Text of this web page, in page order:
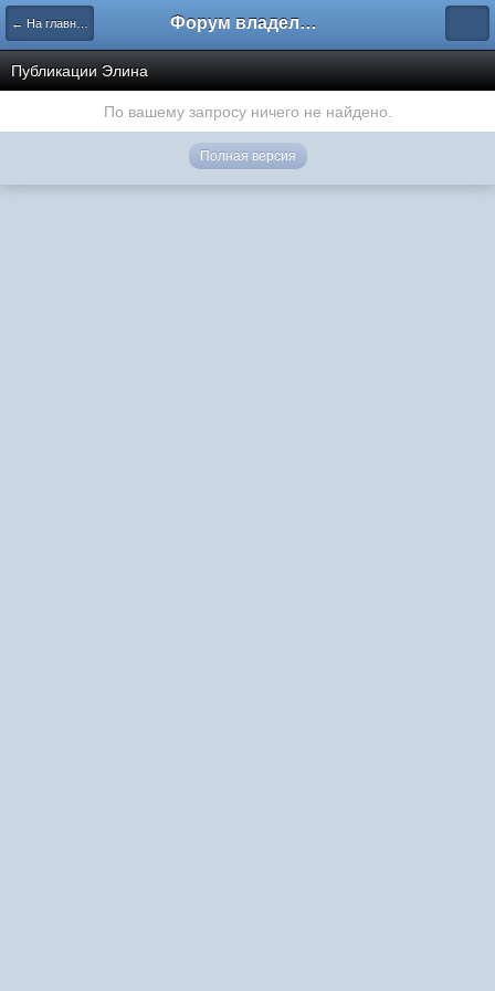
← На главную Форум владельцев интернет-магазинов
Публикации Элина
По вашему запросу ничего не найдено.
Полная версия